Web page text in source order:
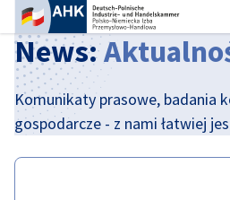
News:
Komunikaty prasowe, badania
gospodarcze - z nami łatwiej